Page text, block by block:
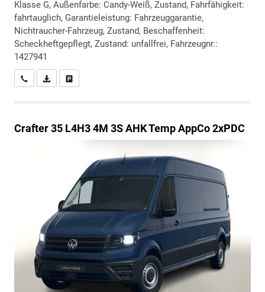
Klasse G, Außenfarbe: Candy-Weiß, Zustand, Fahrfähigkeit:
fahrtauglich, Garantieleistung: Fahrzeuggarantie,
Nichtraucher-Fahrzeug, Zustand, Beschaffenheit:
Scheckheftgepflegt, Zustand: unfallfrei, Fahrzeugnr.:
1427941
Wir rufen Sie anPDF-Datei, Fahrzeugexposé drucken
Crafter35 L4H3 4M 3S AHK Temp AppCo 2xPDC